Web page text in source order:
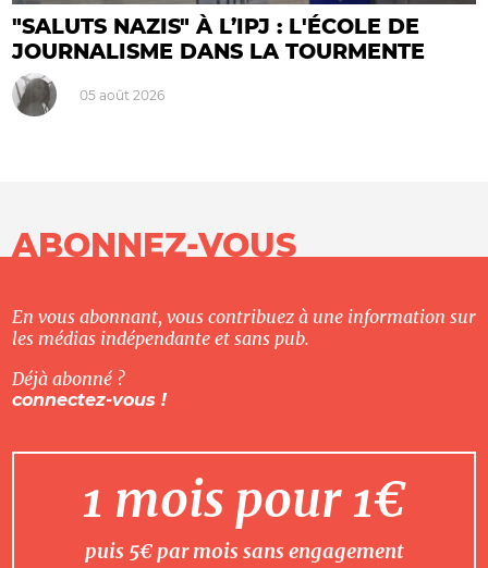
"SALUTS NAZIS" À L’IPJ : L'ÉCOLE DE
JOURNALISME DANS LA TOURMENTE
05 août 2026
ABONNEZ-VOUS
En vous abonnant, vous contribuez à une information sur
les médias indépendante et sans pub.
Déjà abonné ?
connectez-vous !
1 mois pour 1€
puis 5€ par mois sans engagement